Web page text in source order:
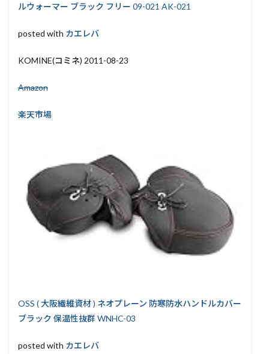
ルウォーマー ブラック フリー 09-021 AK-021
posted with カエレバ
KOMINE(コミネ) 2011-08-23
Amazon
楽天市場
OSS ( 大阪繊維資材 ) ネオプレーン 防寒防水ハンドルカバー
ブラック 保温性抜群 WNHC-03
posted with カエレバ